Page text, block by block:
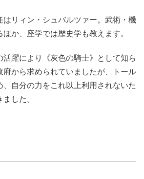
リィン・シュバルツァー。武術・機
か、座学では歴史学も教えます。
活躍により《灰色の騎士》として知ら
府から求められていましたが、トール
、自分の力をこれ以上利用されないた
した。